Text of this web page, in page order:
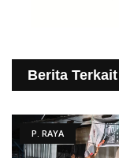
Berita Terkait
P. RAYA